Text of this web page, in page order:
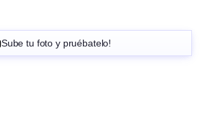
Sube tu foto y pruébatelo!